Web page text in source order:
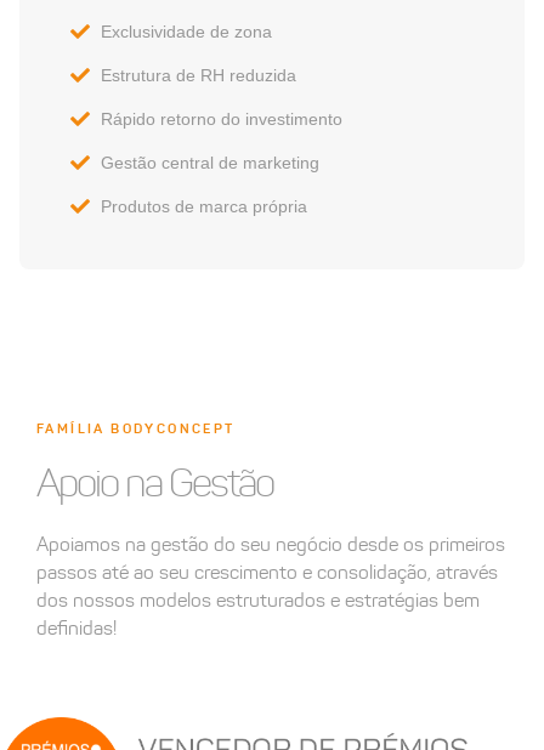
Exclusividade de zona
Estrutura de RH reduzida
Rápido retorno do investimento
Gestão central de marketing
Produtos de marca própria
FAMÍLIA BODYCONCEPT
Apoio na Gestão
Apoiamos na gestão do seu negócio desde os primeiros
passos até ao seu crescimento e consolidação, através
dos nossos modelos estruturados e estratégias bem
definidas!